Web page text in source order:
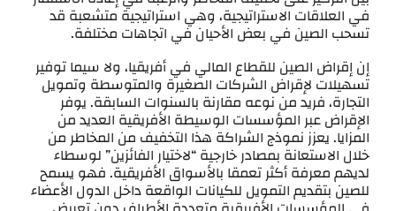
في العلاقات الاستراتيجية، وهي استراتيجية متشعبة قد
تسحب الصين في بعض الأحيان في اتجاهات مختلفة.
إن إقراض الصين للقطاع المالي في أفريقيا، ولا سيما توفير
تسهيلات لإقراض الشركات الصغيرة والمتوسطة وتمويل
التجارة، فريد من نوعه مقارنة بالسنوات السابقة. يوفر
الإقراض عبر المؤسسات الوسيطة الأفريقية العديد من
المزايا. يعزز نموذج الشراكة هذا التخفيف من المخاطر من
خلال الاستعانة بمصادر خارجية “لاختيار الفائزين” لوسطاء
لديهم معرفة أكثر تعمقا بالأسواق الأفريقية. فهو يسمح
للصين بتقديم التمويل للكيانات الواقعة داخل الدول الأعضاء